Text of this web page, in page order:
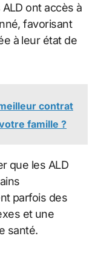
ont accès à
favorisant
à leur état de
contrat
famille ?
que les ALD
parfois des
et une
santé.